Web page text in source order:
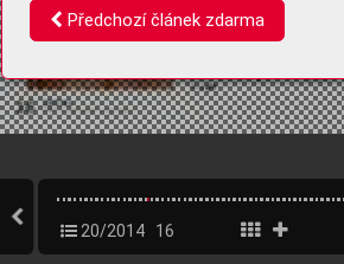
20/2014 16
Předchozí článek zdarma